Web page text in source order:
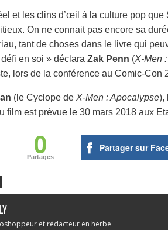
et les clins d’œil à la culture pop
On ne connait pas encore sa
tant de choses dans le livre qui
en soi » déclara Zak Penn (X-Men
lors de la conférence au Comic-Con
(le Cyclope de X-Men : Apocalypse),
film est prévue le 30 mars 2018 aux
0
Partages
Partager sur
et rédacteur en herbe